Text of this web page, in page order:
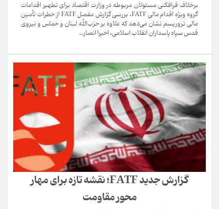
برخلاف فرافکنی مسئولان مربوطه در وزارت اقتصاد برای تطهیر اقدامات
گروه ویژه اقدام مالی FATF، بررسی گزارش مفصل FATF از خطرات تأمین
مالی تروریسم نشان می‌دهد که علاوه بر حزب‌الله لبنان و حماس و نیروی
قدس سپاه پاسداران انقلاب اسلامی، اخیرا انصار...
گزارش جدید FATF؛ نقشه تازه برای مهار
محور مقاومت